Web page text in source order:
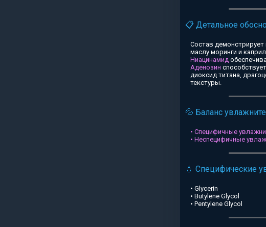
📋 Детальное
Состав
маслу моринги и
Ниацинамид
Аденозин
диоксид титана,
текстуры.
💦 Баланс
• Специфичные
• Неспецифичные
💧 Специфические
• Glycerin
• Butylene Glycol
• Pentylene Glycol